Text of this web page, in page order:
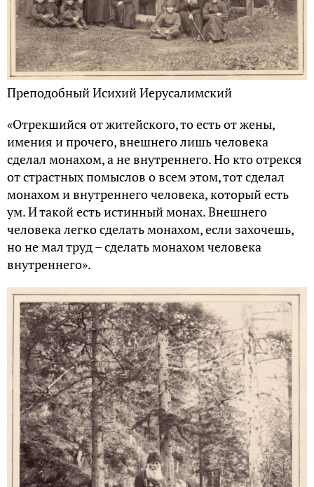
Преподобный Исихий Иерусалимский
«Отрекшийся от житейского, то есть от жены,
имения и прочего, внешнего лишь человека
сделал монахом, а не внутреннего. Но кто отрекся
от страстных помыслов о всем этом, тот сделал
монахом и внутреннего человека, который есть
ум. И такой есть истинный монах. Внешнего
человека легко сделать монахом, если захочешь,
но не мал труд – сделать монахом человека
внутреннего».